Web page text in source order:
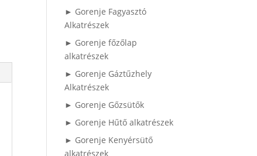
► Gorenje Fagyasztó
Alkatrészek
► Gorenje főzőlap
alkatrészek
► Gorenje Gáztűzhely
Alkatrészek
► Gorenje Gőzsütők
► Gorenje Hűtő alkatrészek
► Gorenje Kenyérsütő
alkatrészek